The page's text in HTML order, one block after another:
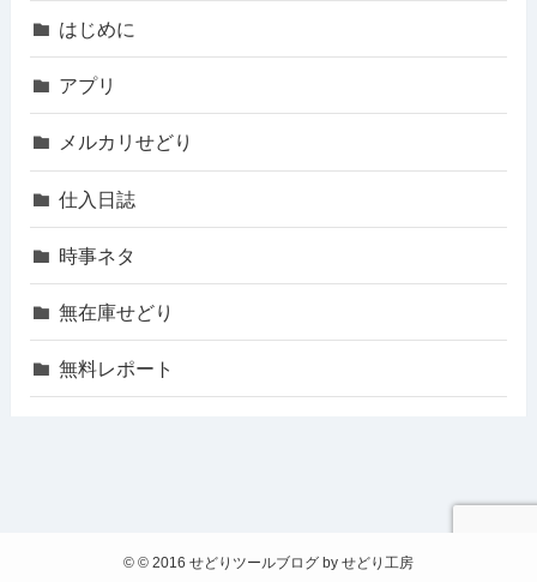
はじめに
アプリ
メルカリせどり
仕入日誌
時事ネタ
無在庫せどり
無料レポート
© © 2016 せどりツールブログ by せどり工房